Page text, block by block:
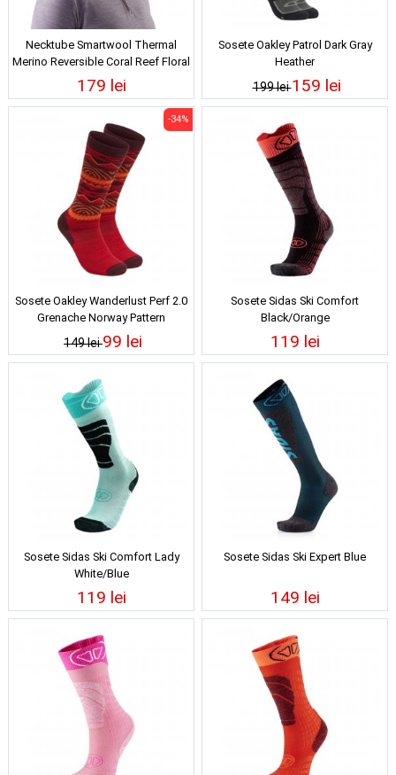
Necktube Smartwool Thermal
Merino Reversible Coral Reef Floral
179 lei
Sosete Oakley Patrol Dark Gray
Heather
199 lei159 lei
Sosete Oakley Wanderlust Perf 2.0
Grenache Norway Pattern
149 lei
-34%
99 lei
Sosete Sidas Ski Comfort
Black/Orange
119 lei
Sosete Sidas Ski Comfort Lady
White/Blue
119 lei
Sosete Sidas Ski Expert Blue
149 lei